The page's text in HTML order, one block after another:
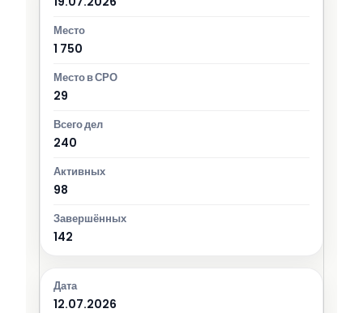
1 750
29
240
98
142
12.07.2026